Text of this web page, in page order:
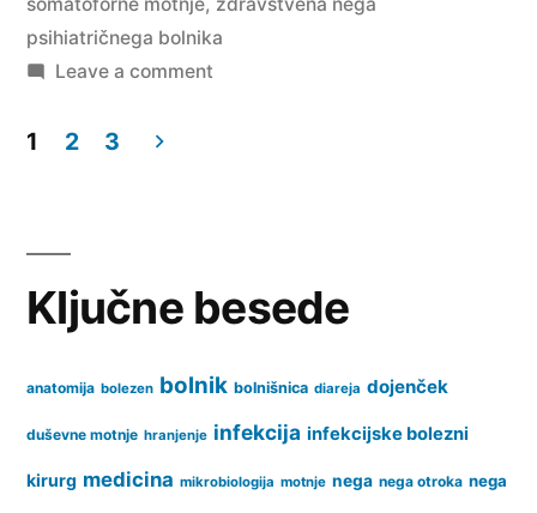
psihiatričnega bolnika
Leave a commenton
pagination
1 2 3
Ključne besede
anatomija bolezen bolnik bolnišnica diareja dojenček
duševne motnje hranjenje infekcija infekcijske bolezni
kirurg medicina mikrobiologija motnje nega nega otroka nega